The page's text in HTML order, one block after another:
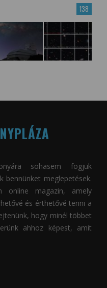
138
sohasem fogjuk
bennünket meglepetések.
online magazin, amely
és érthetővé tenni a
hogy minél többet
ahhoz képest, amit